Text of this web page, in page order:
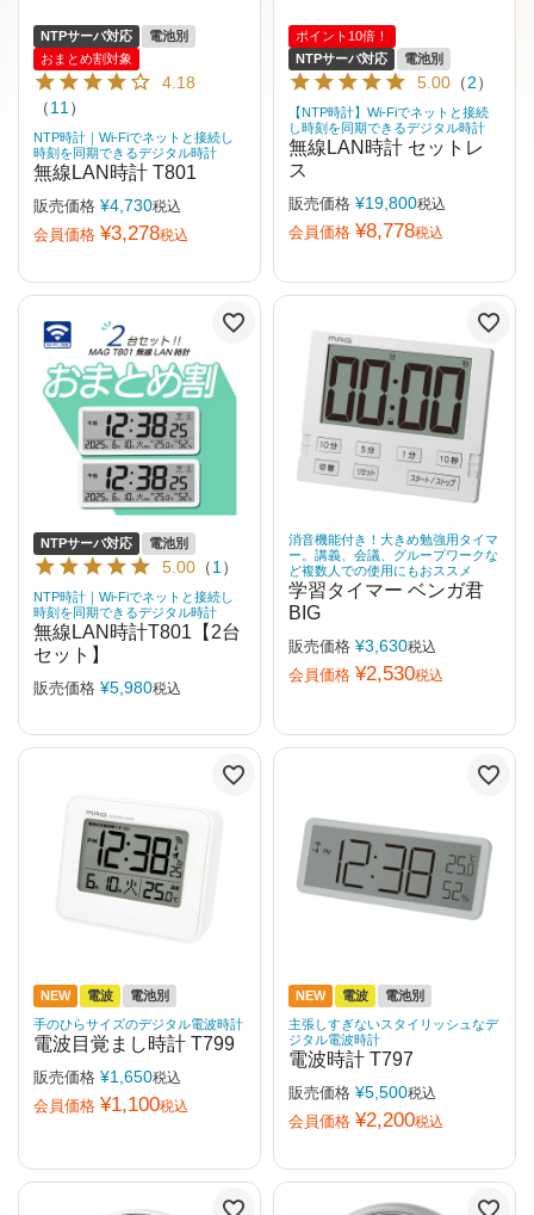
NTPサーバ対応
電池別
おまとめ割対象
4.18
（11 ）
NTP時計｜Wi-Fiでネットと接続し
時刻を同期できるデジタル時計
無線LAN時計 T801
販売価格 ¥4,730税込
会員価格 ¥3,278税込
ポイント10倍！
NTPサーバ対応
電池別
5.00 （2）
【NTP時計】Wi-Fiでネットと接続
し時刻を同期できるデジタル時計
無線LAN時計 セットレ
ス
販売価格 ¥19,800税込
会員価格 ¥8,778税込
NTPサーバ対応 電池別
5.00 （1 ）
NTP時計｜Wi-Fiでネットと接続し
時刻を同期できるデジタル時計
無線LAN時計T801【2台
セット】
販売価格 ¥5,980税込
消音機能付き！大きめ勉強用タイマ
ー。講義、会議、グループワークな
ど複数人での使用にもおススメ
学習タイマー ベンガ君
BIG
販売価格 ¥3,630税込
会員価格 ¥2,530税込
NEW 電波
電池別
手のひらサイズのデジタル電波時計
電波目覚まし時計 T799
販売価格 ¥1,650税込
会員価格 ¥1,100税込
NEW 電波
電池別
主張しすぎないスタイリッシュなデ
ジタル電波時計
電波時計 T797
販売価格 ¥5,500税込
会員価格 ¥2,200税込